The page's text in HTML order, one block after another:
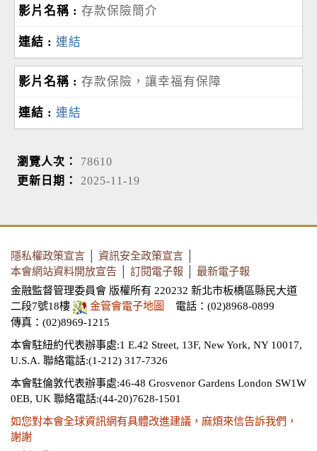
存款保險簡介
連結
存款保險，讓幸福有保障
連結
瀏覽人次： 78610
更新日期： 2025-11-19
隱私權政策宣言 資訊安全政策宣言
本會網站資料開放宣告
訂閱電子報
最新電子報
金融監督管理委員會 版權所有 220232 新北市板橋區縣民大道
二段7號18樓
金管會電子地圖
電話：(02)8968-0899
傳真：(02)8969-1215
本會駐紐約代表辦事處:1 E.42 Street, 13F, New York, NY 10017,
U.S.A. 聯絡電話:(1-212) 317-7326
本會駐倫敦代表辦事處:46-48 Grosvenor Gardens London SW1W
0EB, UK 聯絡電話:(44-20)7628-1501
如您對本會全球資訊網有具體改進建議，麻煩來信告訴我們，
謝謝